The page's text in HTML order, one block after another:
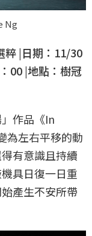
Ng
|日期：11/30
00 |地點：樹冠
作品《In
為左右平移的動
有意識且持續
具日復一日重
產生不安所帶